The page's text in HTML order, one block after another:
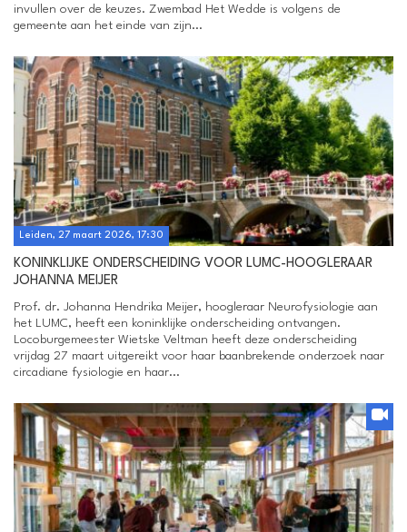
invullen over de keuzes. Zwembad Het Wedde is volgens de
gemeente aan het einde van zijn...
Leiden, 27 maart 2026, 17:30
KONINKLIJKE ONDERSCHEIDING VOOR LUMC-HOOGLERAAR
JOHANNA MEIJER
Prof. dr. Johanna Hendrika Meijer, hoogleraar Neurofysiologie aan
het LUMC, heeft een koninklijke onderscheiding ontvangen.
Locoburgemeester Wietske Veltman heeft deze onderscheiding
vrijdag 27 maart uitgereikt voor haar baanbrekende onderzoek naar
circadiane fysiologie en haar...